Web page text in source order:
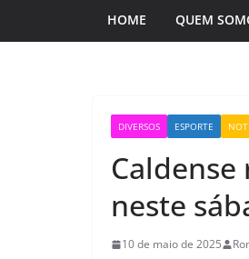
HOME QUEM
DIVERSOS ESPORTE
neste
10 de maio de 2025